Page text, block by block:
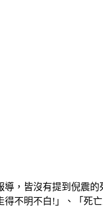
，皆沒有提到倪震
不明不白!」、「死